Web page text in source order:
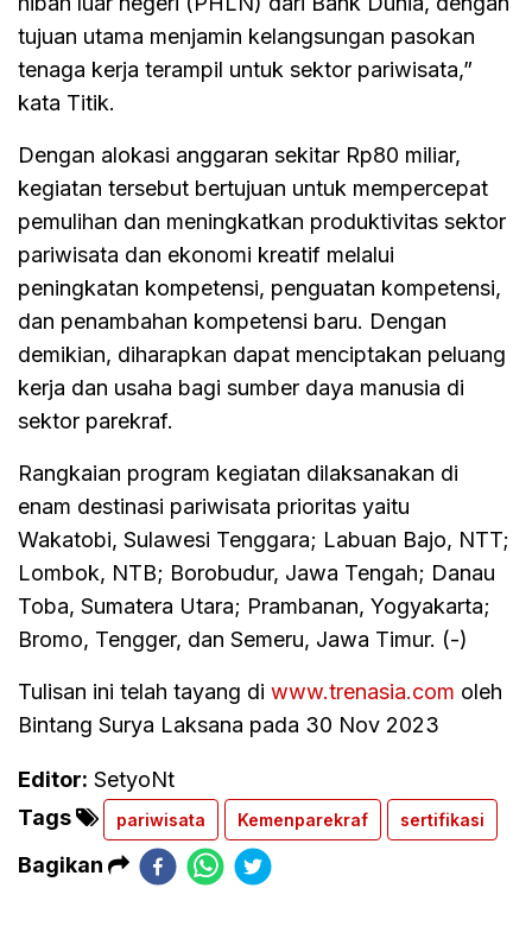
tujuan utama menjamin kelangsungan pasokan
tenaga kerja terampil untuk sektor pariwisata,”
kata Titik.
Dengan alokasi anggaran sekitar Rp80 miliar,
kegiatan tersebut bertujuan untuk mempercepat
pemulihan dan meningkatkan produktivitas sektor
pariwisata dan ekonomi kreatif melalui
peningkatan kompetensi, penguatan kompetensi,
dan penambahan kompetensi baru. Dengan
demikian, diharapkan dapat menciptakan peluang
kerja dan usaha bagi sumber daya manusia di
sektor parekraf.
Rangkaian program kegiatan dilaksanakan di
enam destinasi pariwisata prioritas yaitu
Wakatobi, Sulawesi Tenggara; Labuan Bajo, NTT;
Lombok, NTB; Borobudur, Jawa Tengah; Danau
Toba, Sumatera Utara; Prambanan, Yogyakarta;
Bromo, Tengger, dan Semeru, Jawa Timur. (-)
Tulisan ini telah tayang di www.trenasia.com oleh
Bintang Surya Laksana pada 30 Nov 2023
Editor: SetyoNt
Tags
pariwisata Kemenparekraf sertifikasi
Bagikan